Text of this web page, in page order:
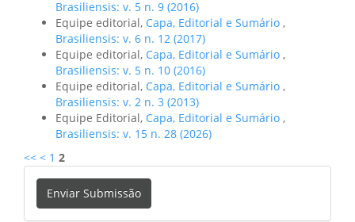
Brasiliensis: v. 5 n. 9 (2016)
Equipe editorial, Capa, Editorial e Sumário ,
Brasiliensis: v. 6 n. 12 (2017)
Equipe editorial, Capa, Editorial e Sumário ,
Brasiliensis: v. 5 n. 10 (2016)
Equipe editorial, Capa, Editorial e Sumário ,
Brasiliensis: v. 2 n. 3 (2013)
Equipe Editorial, Capa, Editorial e Sumário ,
Brasiliensis: v. 15 n. 28 (2026)
<< < 1 2
Enviar
Submissão
Enviar Submissão